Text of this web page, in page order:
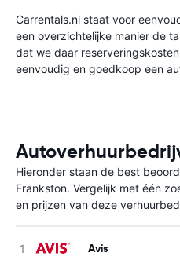
Carrentals.nl staat voor
een overzichtelijke manier de
dat we daar
eenvoudig en goedkoop een
Hieronder staan de best
Frankston. Vergelijk met één
en prijzen van deze
Avis